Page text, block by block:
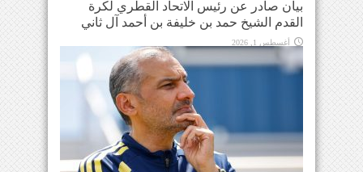
بيان صادر عن رئيس الاتحاد القطري لكرة
القدم الشيخ حمد بن خليفة بن أحمد آل ثاني
أغسطس 1, 2026